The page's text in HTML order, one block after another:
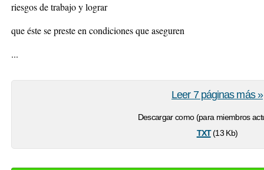
riesgos de trabajo y lograr
que éste se preste en condiciones que aseguren
...
Descargar como (para miembros
txt(13 Kb)
Leer 7 páginas más »